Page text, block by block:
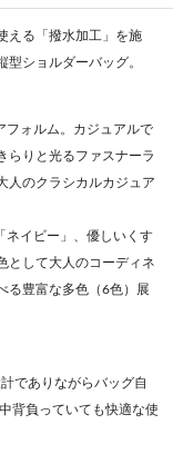
える「撥水加工」を施
型ショルダーバッグ。
フォルム。カジュアルで
らりと光るファスナーラ
人のクラシカルカジュア
ネイビー」、優しいくす
として大人のコーディネ
る豊富な多色（6色）展
でありながらバッグ自
背負っていても快適な使